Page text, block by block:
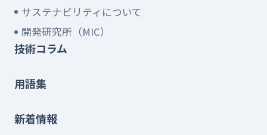
サステナビリティについて
開発研究所（MIC）
技術コラム
用語集
新着情報